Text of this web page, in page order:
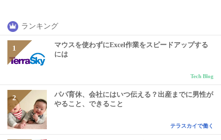
ランキング
マウスを使わずにExcel作業をスピードアップする
には
Tech Blog
パパ育休、会社にはいつ伝える？出産までに男性が
やること、できること
テラスカイで働く